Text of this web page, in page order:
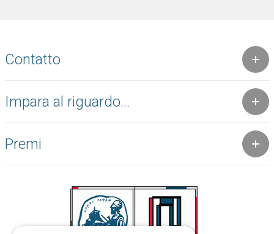
Contatto
Impara al riguardo...
Premi